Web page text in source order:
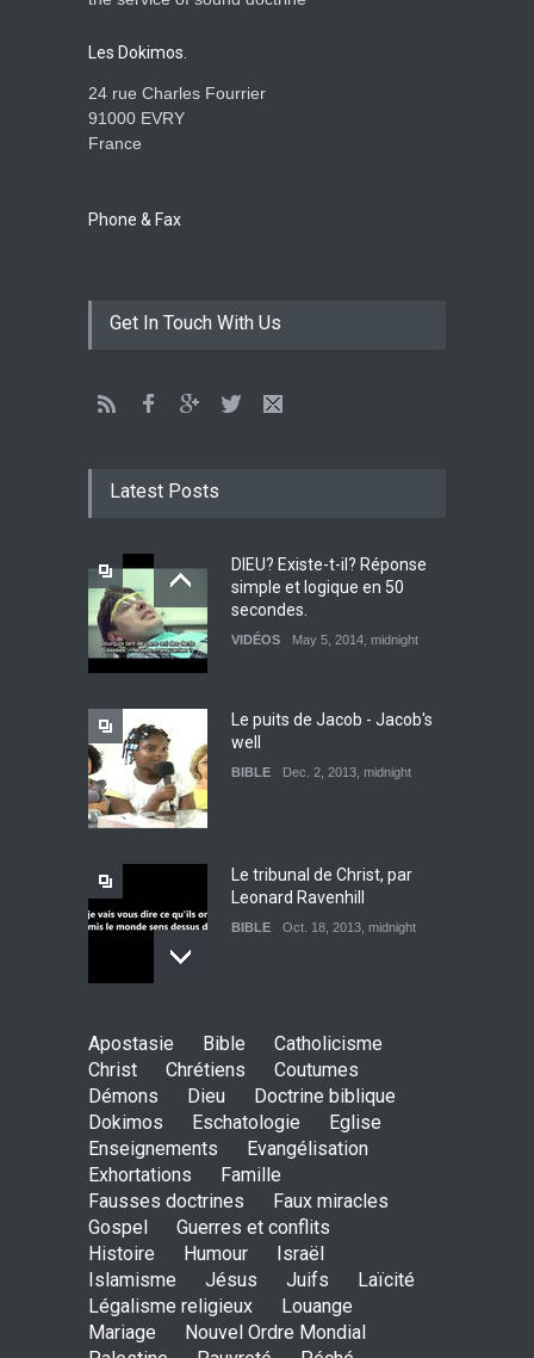
Les Dokimos.
24 rue Charles Fourrier
91000 EVRY
France
Phone & Fax
Get In Touch With Us
Latest Posts
DIEU? Existe-t-il? Réponse
simple et logique en 50
secondes.
VIDÉOS May 5, 2014, midnight
Le puits de Jacob - Jacob's
well
BIBLE Dec. 2, 2013, midnight
Le tribunal de Christ, par
Leonard Ravenhill
BIBLE Oct. 18, 2013, midnight
Péché, de l'Enfer, du
Jugement et de la Colère de
Dieu à venir
BIBLE Aug. 12, 2013, midnight
Le vrai but du mariage, par
Paul Washer
BIBLE Jan. 4, 2013, midnight
Apostasie Bible
Catholicisme
Christ
Chrétiens
Coutumes
Démons
Dieu
Doctrine biblique
Dokimos
Eschatologie
Eglise
Enseignements
Evangélisation
Exhortations
Famille
Fausses doctrines
Faux miracles
Gospel
Guerres et conflits
Histoire
Humour
Israël
Islamisme
Jésus Juifs
Laïcité
Légalisme religieux
Louange
Mariage
Nouvel Ordre Mondial